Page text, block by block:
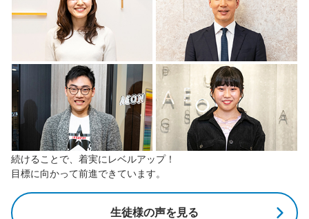
続けることで、着実にレベルアップ！
目標に向かって前進できています。
生徒様の声を見る